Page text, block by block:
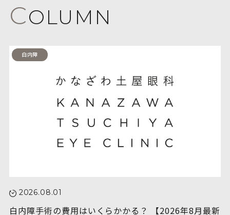
COLUMN
2026.08.01
白内障手術の費用はいくらかかる？ 【2026年8月最新
白内障